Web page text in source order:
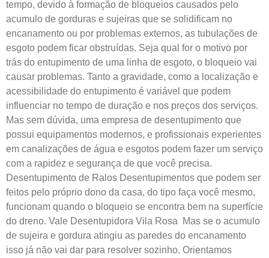
tempo, devido à formação de bloqueios causados pelo
acumulo de gorduras e sujeiras que se solidificam no
encanamento ou por problemas externos, as tubulações de
esgoto podem ficar obstruídas. Seja qual for o motivo por
trás do entupimento de uma linha de esgoto, o bloqueio vai
causar problemas. Tanto a gravidade, como a localização e
acessibilidade do entupimento é variável que podem
influenciar no tempo de duração e nos preços dos serviços.
Mas sem dúvida, uma empresa de desentupimento que
possui equipamentos modernos, e profissionais experientes
em canalizações de água e esgotos podem fazer um serviço
com a rapidez e segurança de que você precisa.
Desentupimento de Ralos Desentupimentos que podem ser
feitos pelo próprio dono da casa, do tipo faça você mesmo,
funcionam quando o bloqueio se encontra bem na superfície
do dreno. Vale Desentupidora Vila Rosa Mas se o acumulo
de sujeira e gordura atingiu as paredes do encanamento
isso já não vai dar para resolver sozinho. Orientamos